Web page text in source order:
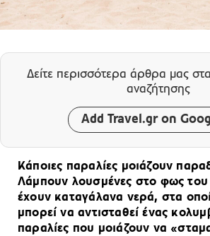
Δείτε περισσότερα άρθρα μας
αναζήτησης
Add Travel.gr on
Κάποιες παραλίες μοιάζουν
Λάμπουν λουσμένες στο φως του
έχουν καταγάλανα νερά, στα
μπορεί να αντισταθεί ένας
παραλίες που μοιάζουν να